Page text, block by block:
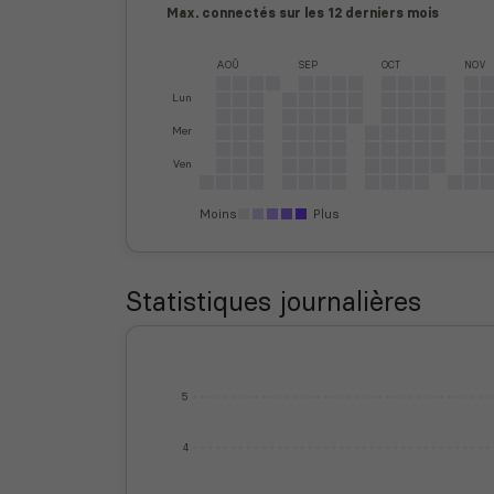
Max. connectés sur les 12 derniers mois
Lun
Mer
Ven
AOÛ SEP OCT NOV
Moins Plus
Statistiques journalières
4
5